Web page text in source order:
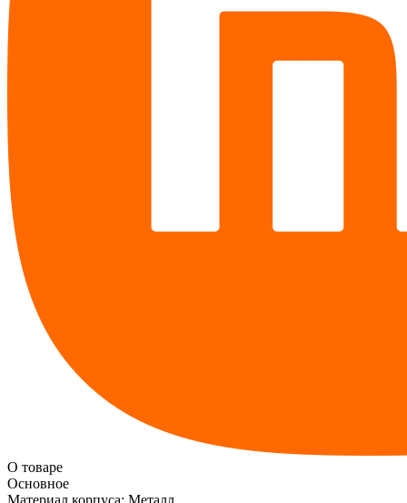
О товаре
Основное
Материал корпуса: Металл